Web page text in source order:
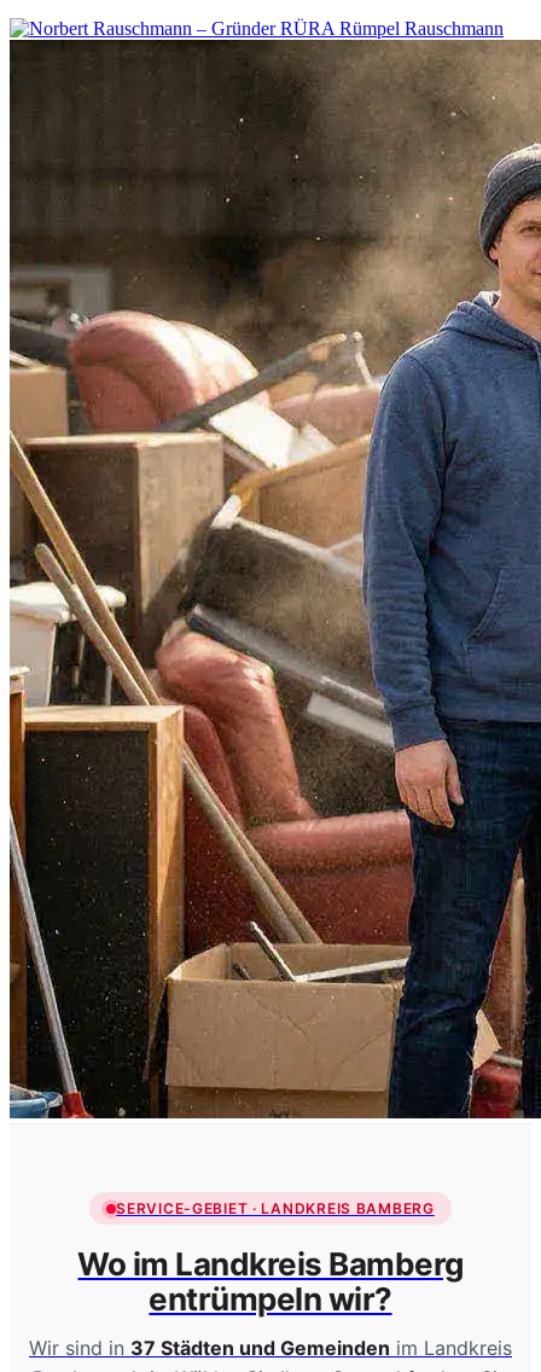
SERVICE-GEBIET · LANDKREIS BAMBERG
Wo im Landkreis Bamberg
entrümpeln wir?
Wir sind in 37 Städten und Gemeinden im Landkreis